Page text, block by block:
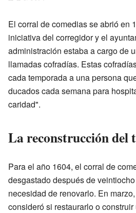
El corral de comedias se abrió en
iniciativa del corregidor y el
administración estaba a cargo de
llamadas cofradías. Estas
cada temporada a una persona
ducados cada semana para
caridad".
La reconstrucción del
Para el año 1604, el corral de
desgastado después de
necesidad de renovarlo. En
consideró si restaurarlo o